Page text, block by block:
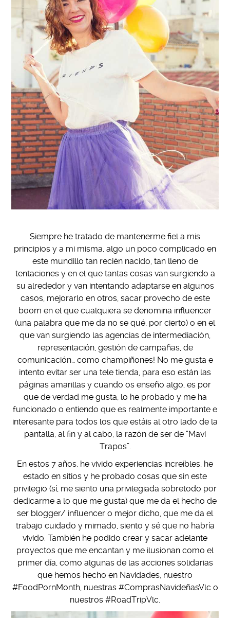
Siempre he tratado de mantenerme fiel a mis
principios y a mi misma, algo un poco complicado en
este mundillo tan recién nacido, tan lleno de
tentaciones y en el que tantas cosas van surgiendo a
su alrededor y van intentando adaptarse en algunos
casos, mejorarlo en otros, sacar provecho de este
boom en el que cualquiera se denomina influencer
(una palabra que me da no se qué, por cierto) o en el
que van surgiendo las agencias de intermediación,
representación, gestión de campañas, de
comunicación… como champiñones! No me gusta e
intento evitar ser una tele tienda, para eso están las
páginas amarillas y cuando os enseño algo, es por
que de verdad me gusta, lo he probado y me ha
funcionado o entiendo que es realmente importante e
interesante para todos los que estáis al otro lado de la
pantalla, al fin y al cabo, la razón de ser de “Mavi
Trapos”.
En estos 7 años, he vivido experiencias increíbles, he
estado en sitios y he probado cosas que sin este
privilegio (sí, me siento una privilegiada sobretodo por
dedicarme a lo que me gusta) que me da el hecho de
ser blogger/ influencer o mejor dicho, que me da el
trabajo cuidado y mimado, siento y sé que no habría
vivido. También he podido crear y sacar adelante
proyectos que me encantan y me ilusionan como el
primer día, como algunas de las acciones solidarias
que hemos hecho en Navidades, nuestro
#FoodPornMonth, nuestras #ComprasNavideñasVlc o
nuestros #RoadTripVlc.